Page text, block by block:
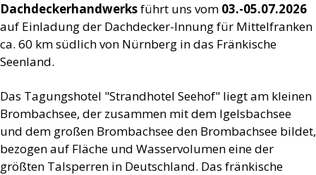
Dachdeckerhandwerksführt uns vom 03.-05.07.2026
auf Einladung der Dachdecker-Innung für Mittelfranken
ca. 60 km südlich von Nürnberg in das Fränkische
Seenland.
Das Tagungshotel "Strandhotel Seehof" liegt am kleinen
Brombachsee, der zusammen mit dem Igelsbachsee
und dem großen Brombachsee den Brombachsee bildet,
bezogen auf Fläche und Wasservolumen eine der
größten Talsperren in Deutschland. Das fränkische